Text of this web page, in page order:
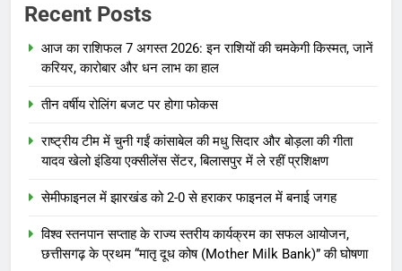
Recent Posts
आज का राशिफल 7 अगस्त 2026: इन राशियों की चमकेगी किस्मत, जानें
करियर, कारोबार और धन लाभ का हाल
तीन वर्षीय रोलिंग बजट पर होगा फोकस
राष्ट्रीय टीम में चुनी गईं कांसाबेल की मधु सिदार और बोड़ला की गीता
यादव खेलो इंडिया एक्सीलेंस सेंटर, बिलासपुर में ले रहीं प्रशिक्षण
सेमीफाइनल में झारखंड को 2-0 से हराकर फाइनल में बनाई जगह
विश्व स्तनपान सप्ताह के राज्य स्तरीय कार्यक्रम का सफल आयोजन,
छत्तीसगढ़ के प्रथम “मातृ दूध कोष (Mother Milk Bank)” की घोषणा